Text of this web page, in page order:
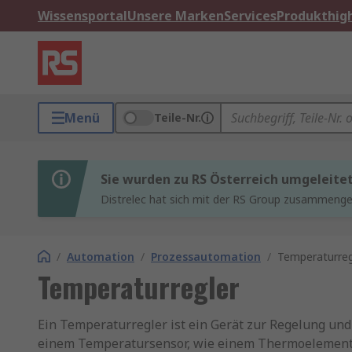
WissensportalUnsere MarkenServices
Menü Teile-Nr.
Sie wurden zu RS Österreich umgeleitet
Distrelec hat sich mit der RS Group
/ Automation / Prozessautomation /
Temperaturregler
Ein Temperaturregler ist ein Gerät zur Regelung
einem Temperatursensor, wie einem